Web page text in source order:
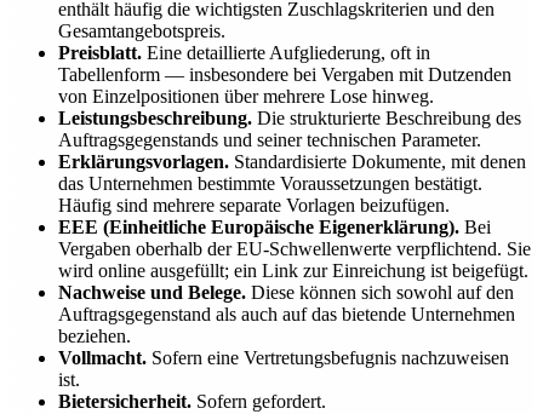
enthält häufig die wichtigsten Zuschlagskriterien und den
Gesamtangebotspreis.
Preisblatt. Eine detaillierte Aufgliederung, oft in
Tabellenform — insbesondere bei Vergaben mit Dutzenden
von Einzelpositionen über mehrere Lose hinweg.
Leistungsbeschreibung. Die strukturierte Beschreibung des
Auftragsgegenstands und seiner technischen Parameter.
Erklärungsvorlagen. Standardisierte Dokumente, mit denen
das Unternehmen bestimmte Voraussetzungen bestätigt.
Häufig sind mehrere separate Vorlagen beizufügen.
EEE (Einheitliche Europäische Eigenerklärung). Bei
Vergaben oberhalb der EU-Schwellenwerte verpflichtend. Sie
wird online ausgefüllt; ein Link zur Einreichung ist beigefügt.
Nachweise und Belege. Diese können sich sowohl auf den
Auftragsgegenstand als auch auf das bietende Unternehmen
beziehen.
Vollmacht. Sofern eine Vertretungsbefugnis nachzuweisen
ist.
Bietersicherheit. Sofern gefordert.